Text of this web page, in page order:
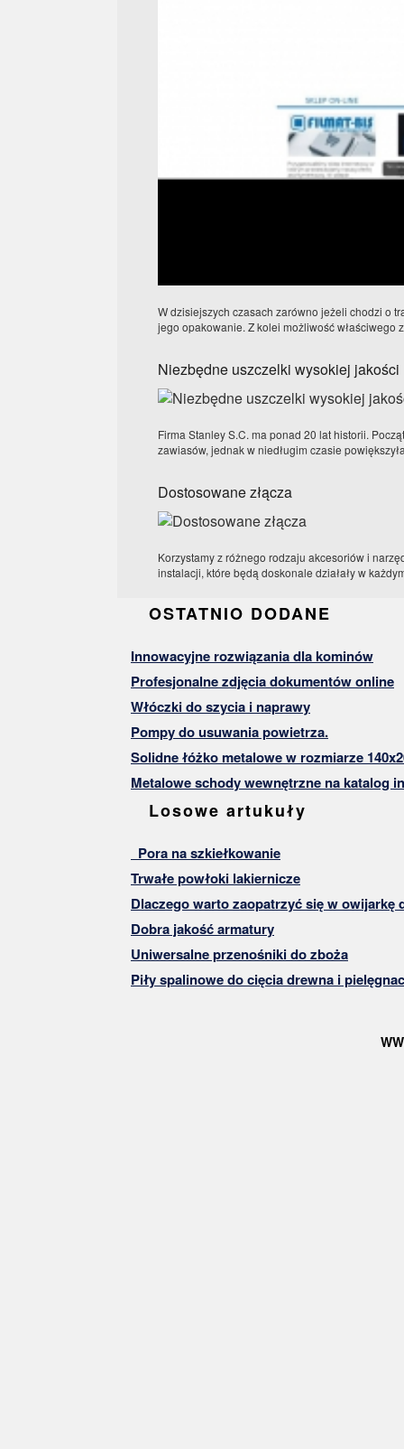
W dzisiejszych czasach zarówno jeżeli chodzi o
jego opakowanie. Z kolei możliwość właściwego
Niezbędne uszczelki wysokiej jakości
Firma Stanley S.C. ma ponad 20 lat historii.
zawiasów, jednak w niedługim czasie
Dostosowane złącza
Korzystamy z różnego rodzaju akcesoriów i
instalacji, które będą doskonale działały w
OSTATNIO DODANE
Innowacyjne rozwiązania dla kominów
Profesjonalne zdjęcia dokumentów online
Włóczki do szycia i naprawy
Pompy do usuwania powietrza.
Solidne łóżko metalowe w rozmiarze
Metalowe schody wewnętrzne na katalog
Losowe artukuły
Pora na szkiełkowanie
Trwałe powłoki lakiernicze
Dlaczego warto zaopatrzyć się w owijarkę
Dobra jakość armatury
Uniwersalne przenośniki do zboża
Piły spalinowe do cięcia drewna i